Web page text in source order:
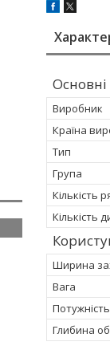
Основні
Виробник
Країна
Тип
Група
Кількість
Кількість
Ширина
Вага
Глибина